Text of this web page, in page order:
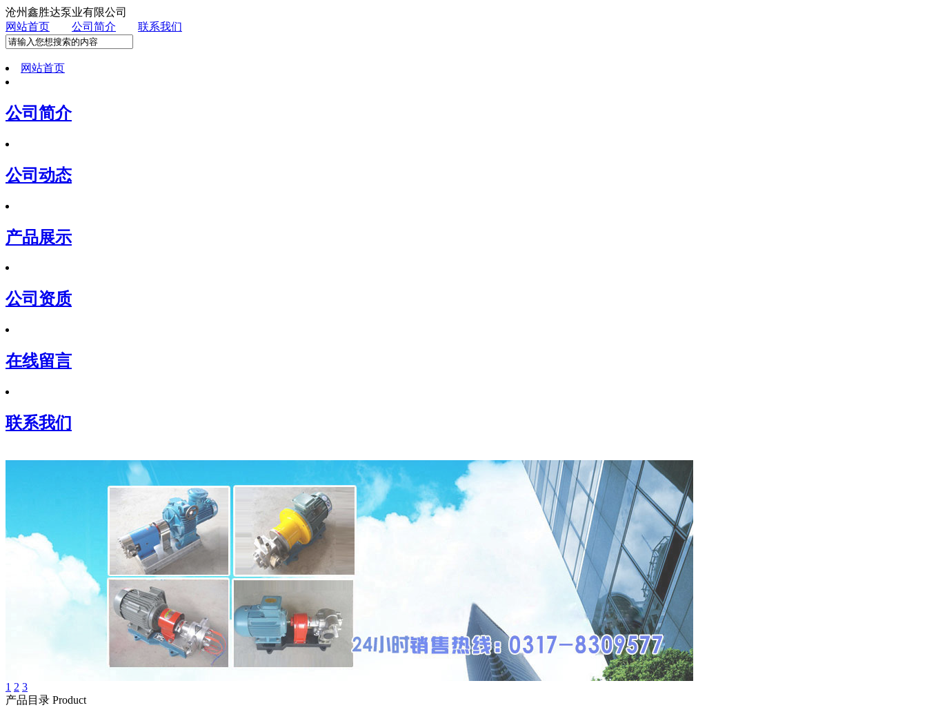
沧州鑫胜达泵业有限公司
网站首页
公司简介 联系我们
网站首页
公司简介
公司动态
产品展示
公司资质
在线留言
联系我们
1 2 3
产品目录 Product